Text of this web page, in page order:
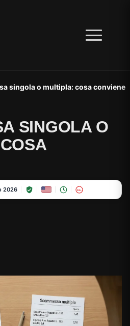
singola o multipla: cosa conviene
SINGOLA O
2026 18+